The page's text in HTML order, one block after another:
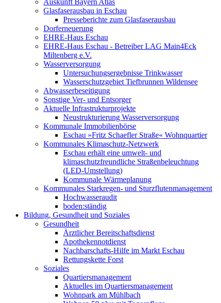
Auskunft Bayern Atlas
Glasfaserausbau in Eschau
Presseberichte zum Glasfaserausbau
Dorferneuerung
EHRE-Haus Eschau
EHRE-Haus Eschau - Betreiber LAG Main4Eck
Miltenberg e.V.
Wasserversorgung
Untersuchungsergebnisse Trinkwasser
Wasserschutzgebiet Tiefbrunnen Wildensee
Abwasserbeseitigung
Sonstige Ver- und Entsorger
Aktuelle Infrastrukturprojekte
Neustrukturierung Wasserversorgung
Kommunale Immobilienbörse
Eschau »Fritz Schaefler Straße« Wohnquartier
Kommunales Klimaschutz-Netzwerk
Eschau erhält eine umwelt- und
klimaschutzfreundliche Straßenbeleuchtung
(LED-Umstellung)
Kommunale Wärmeplanung
Kommunales Starkregen- und Sturzflutenmanagement
Hochwasseraudit
boden:ständig
Bildung, Gesundheit und Soziales
Gesundheit
Ärztlicher Bereitschaftsdienst
Apothekennotdienst
Nachbarschafts-Hilfe im Markt Eschau
Rettungskette Forst
Soziales
Quartiersmanagement
Aktuelles im Quartiersmanagement
Wohnpark am Mühlbach